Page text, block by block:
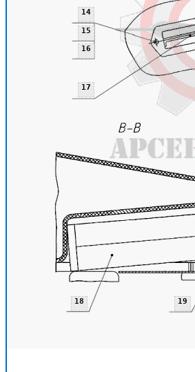
14
15
16
17
18 19